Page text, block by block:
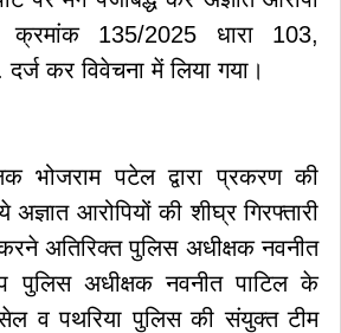
क्रमांक 135/2025 धारा 103,
कर विवेचना में लिया गया।
भोजराम पटेल द्वारा प्रकरण की
आरोपियों की शीघ्र गिरफ्तारी
अतिरिक्त पुलिस अधीक्षक नवनीत
पुलिस अधीक्षक नवनीत पाटिल के
सेल व पथरिया पुलिस की संयुक्त टीम